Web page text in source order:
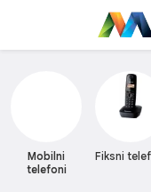
Mobilni
telefoni
Fiksni